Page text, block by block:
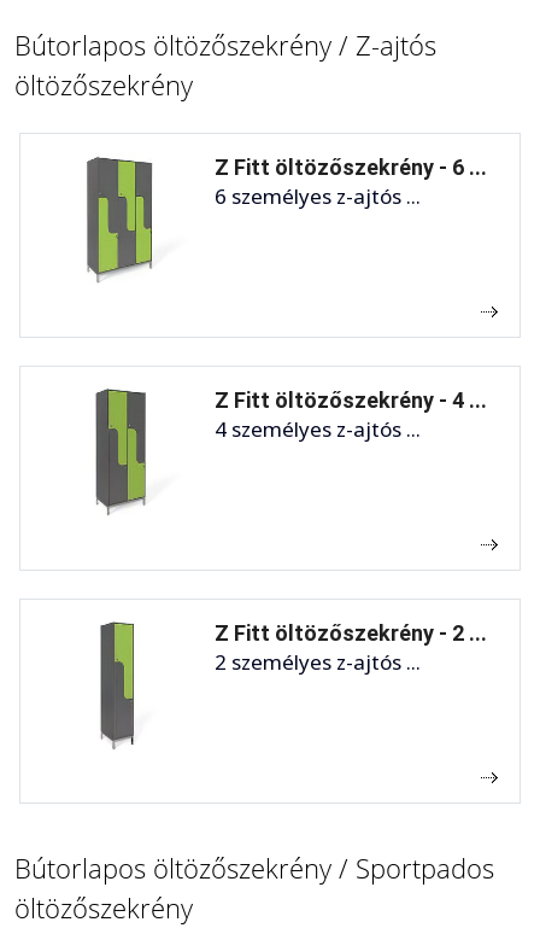
Bútorlapos öltözőszekrény / Z-ajtós
öltözőszekrény
Z Fitt öltözőszekrény - 6 ...
6 személyes z-ajtós ...
Z Fitt öltözőszekrény - 4 ...
4 személyes z-ajtós ...
Z Fitt öltözőszekrény - 2 ...
2 személyes z-ajtós ...
Bútorlapos öltözőszekrény / Sportpados
öltözőszekrény